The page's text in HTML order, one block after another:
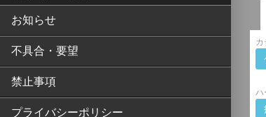
お知らせ
不具合・要望
禁止事項
プライバシーポリシー
カ
ハ